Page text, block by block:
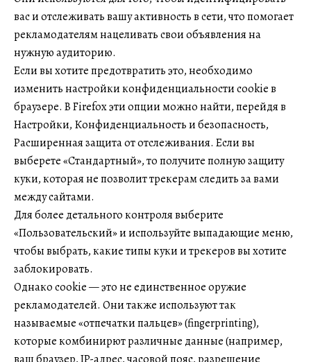
вас и отслеживать вашу активность в сети, что помогает
рекламодателям нацеливать свои объявления на
нужную аудиторию.
Если вы хотите предотвратить это, необходимо
изменить настройки конфиденциальности cookie в
браузере. В Firefox эти опции можно найти, перейдя в
Настройки, Конфиденциальность и безопасность,
Расширенная защита от отслеживания. Если вы
выберете «Стандартный», то получите полную защиту
куки, которая не позволит трекерам следить за вами
между сайтами.
Для более детального контроля выберите
«Пользовательский» и используйте выпадающие меню,
чтобы выбрать, какие типы куки и трекеров вы хотите
заблокировать.
Однако cookie — это не единственное оружие
рекламодателей. Они также используют так
называемые «отпечатки пальцев» (fingerprinting),
которые комбинирют различные данные (например,